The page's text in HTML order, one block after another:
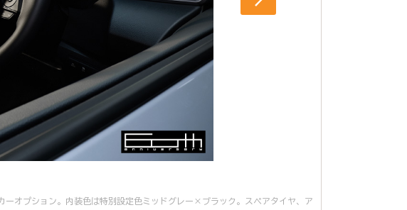
ーオプション。内装色は特別設定色ミッドグレー×ブラック。スペアタイヤ、ア